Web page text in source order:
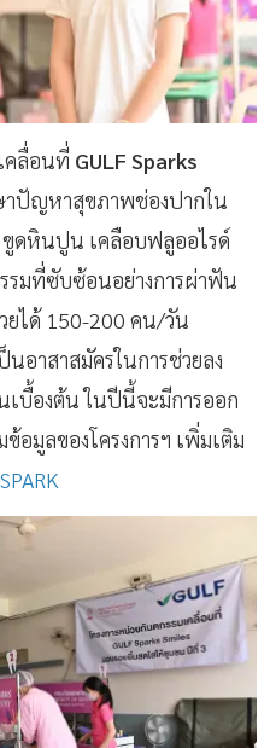
คลื่อนที่ GULF Sparks
าปัญหาสุขภาพช่องปากใน
ดหินปูน เคลือบฟลูออไรด์
รมที่ซับซ้อนอย่างการผ่าฟัน
ยได้ 150-200 คน/วัน
อาสาสมัครในการช่วยลง
บื้องต้น ในปีนี้จะมีการออก
อมูลของโครงการฯ เพิ่มเติม